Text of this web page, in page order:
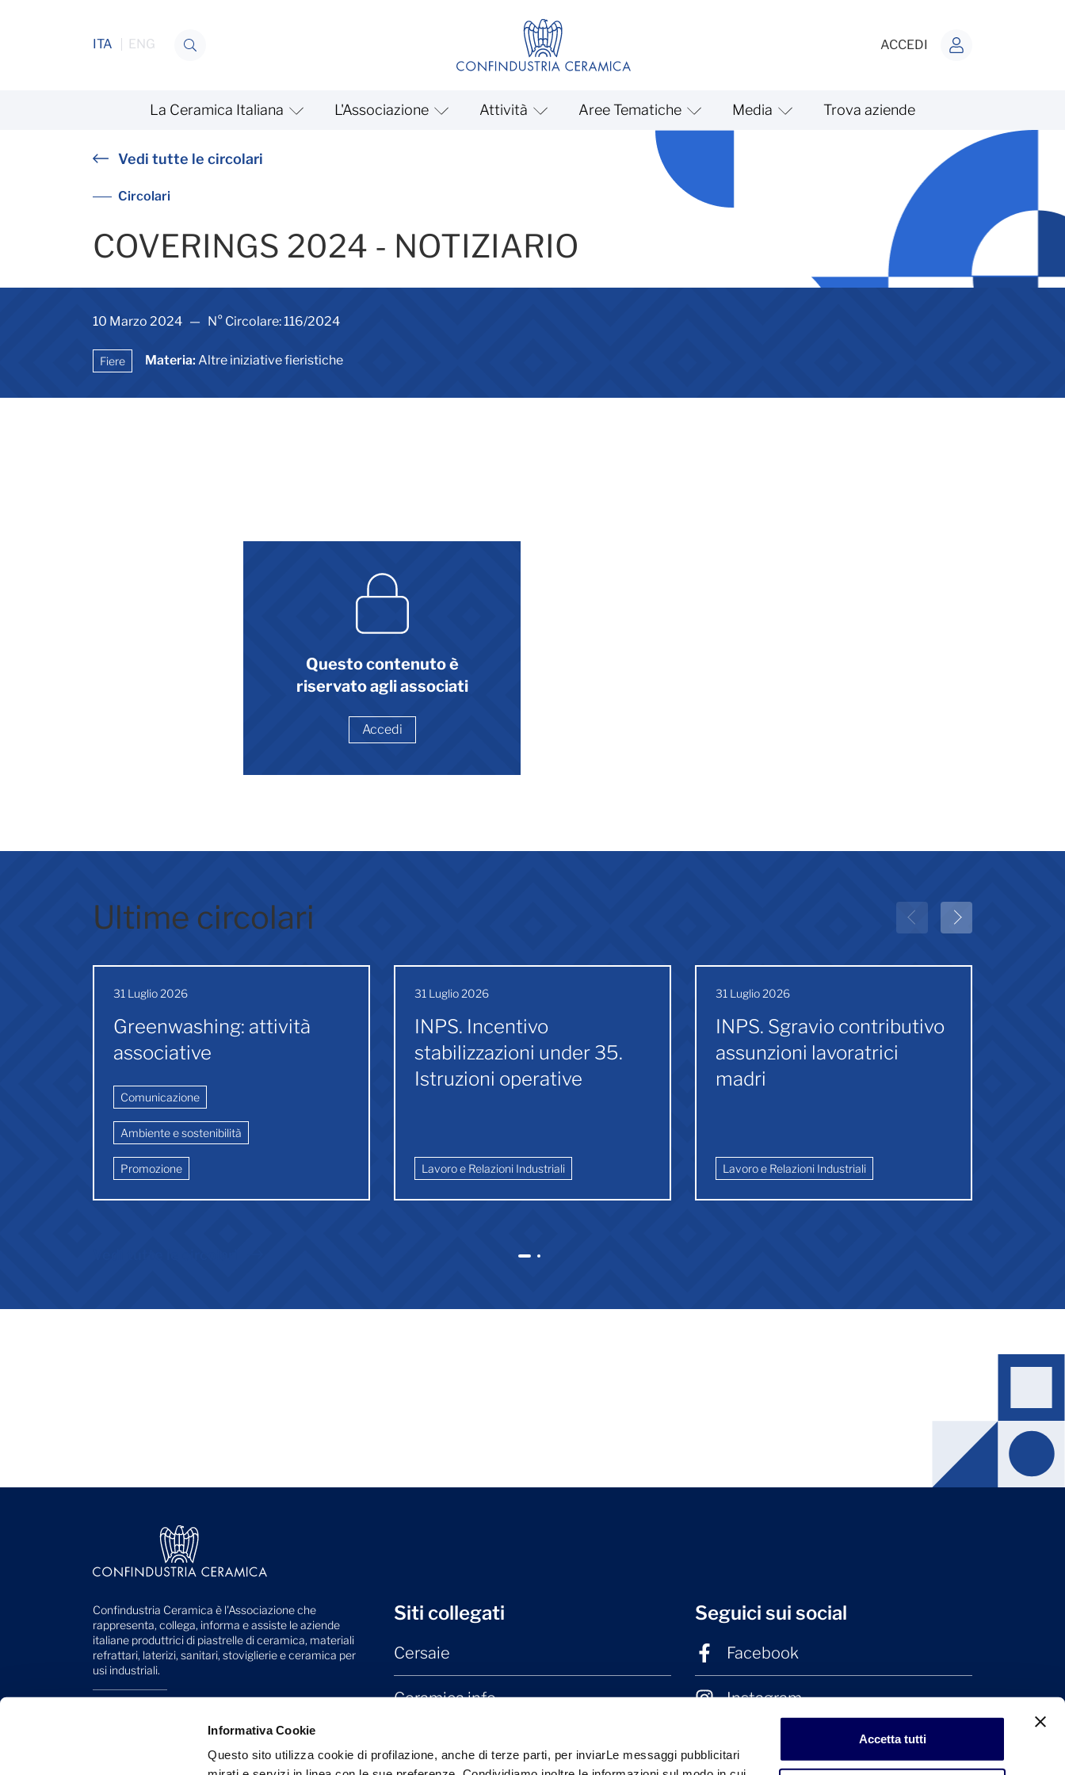
Informativa Cookie
Questo sito utilizza cookie di profilazione, anche di terze parti, per inviarLe messaggi pubblicitari
Accetta tutti
ITA ENG ACCEDI
La Ceramica Italiana L'Associazione Attività Aree Tematiche Media Trova aziende
COVERINGS 2024 - NOTIZIARIO - Circolari
Vedi tutte le circolari
Circolari
COVERINGS 2024 - NOTIZIARIO
10 Marzo 2024 — N° Circolare: 116/2024
Fiere Materia: Altre iniziative fieristiche
Questo contenuto è
riservato agli associati
Accedi
Ultime circolari
31 Luglio 2026
Greenwashing: attività
associative
Comunicazione
Ambiente e sostenibilità
Promozione
31 Luglio 2026
INPS. Incentivo
stabilizzazioni under 35.
Istruzioni operative
Lavoro e Relazioni Industriali
31 Luglio 2026
INPS. Sgravio contributivo
assunzioni lavoratrici
madri
Lavoro e Relazioni Industriali
1 2
Confindustria Ceramica è l'Associazione che
rappresenta, collega, informa e assiste le aziende
italiane produttrici di piastrelle di ceramica, materiali
refrattari, laterizi, sanitari, stoviglierie e ceramica per
usi industriali.
41049 Sassuolo (MO) - Italy
Siti collegati
Cersaie
Ceramica.info
Seguici sui social
Facebook
Instagram